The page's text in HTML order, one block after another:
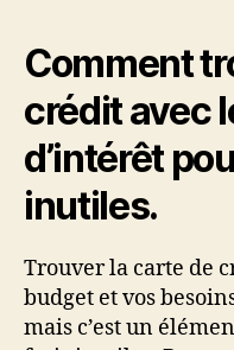
Comment
crédit avec
d’intérêt
inutiles.
Trouver la carte de
budget et vos
mais c’est un